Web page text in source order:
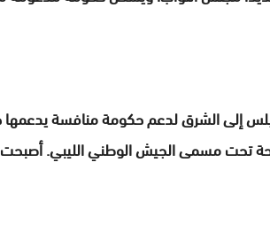
إلى الشرق لدعم حكومة منافسة يدعمها
تحت مسمى الجيش الوطني الليبي. أصبحت